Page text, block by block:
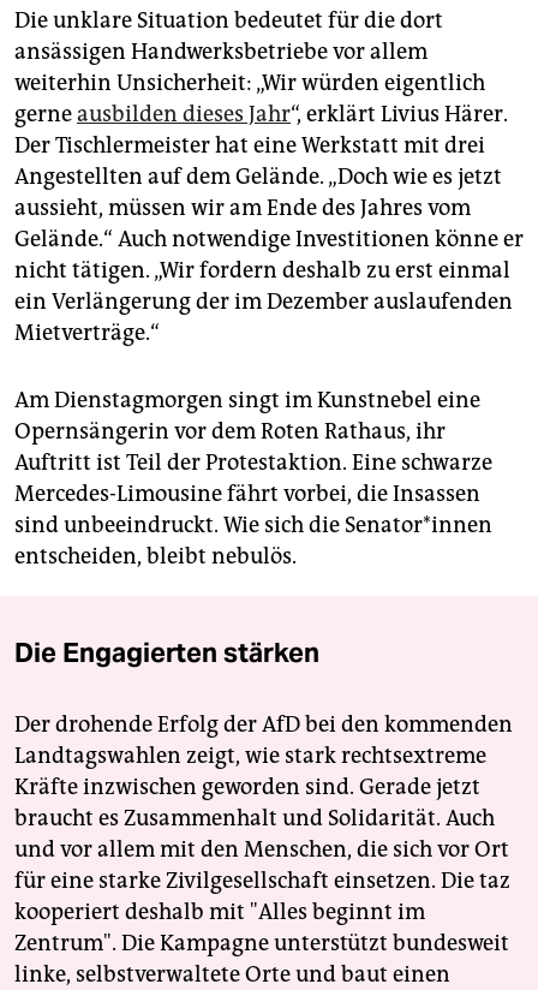
Die unklare Situation bedeutet für die dort
ansässigen Handwerksbetriebe vor allem
weiterhin Unsicherheit: „Wir würden eigentlich
gerneausbilden dieses Jahr“, erklärt Livius Härer.
Der Tischlermeister hat eine Werkstatt mit drei
Angestellten auf dem Gelände. „Doch wie es jetzt
aussieht, müssen wir am Ende des Jahres vom
Gelände.“ Auch notwendige Investitionen könne er
nicht tätigen. „Wir fordern deshalb zu erst einmal
ein Verlängerung der im Dezember auslaufenden
Mietverträge.“
Am Dienstagmorgen singt im Kunstnebel eine
Opernsängerin vor dem Roten Rathaus, ihr
Auftritt ist Teil der Protestaktion. Eine schwarze
Mercedes-Limousine fährt vorbei, die Insassen
sind unbeeindruckt. Wie sich die Senator*innen
entscheiden, bleibt nebulös.
Die Engagierten stärken
Der drohende Erfolg der AfD bei den kommenden
Landtagswahlen zeigt, wie stark rechtsextreme
Kräfte inzwischen geworden sind. Gerade jetzt
braucht es Zusammenhalt und Solidarität. Auch
und vor allem mit den Menschen, die sich vor Ort
für eine starke Zivilgesellschaft einsetzen. Die taz
kooperiert deshalb mit "Alles beginnt im
Zentrum". Die Kampagne unterstützt bundesweit
linke, selbstverwaltete Orte und baut einen